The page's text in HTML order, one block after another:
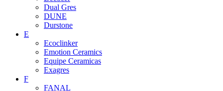
Dual Gres
DUNE
Durstone
E
Ecoclinker
Emotion Ceramics
Equipe Ceramicas
Exagres
F
FANAL